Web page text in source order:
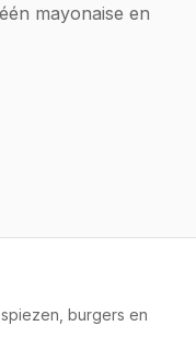
mayonaise en
burgers en